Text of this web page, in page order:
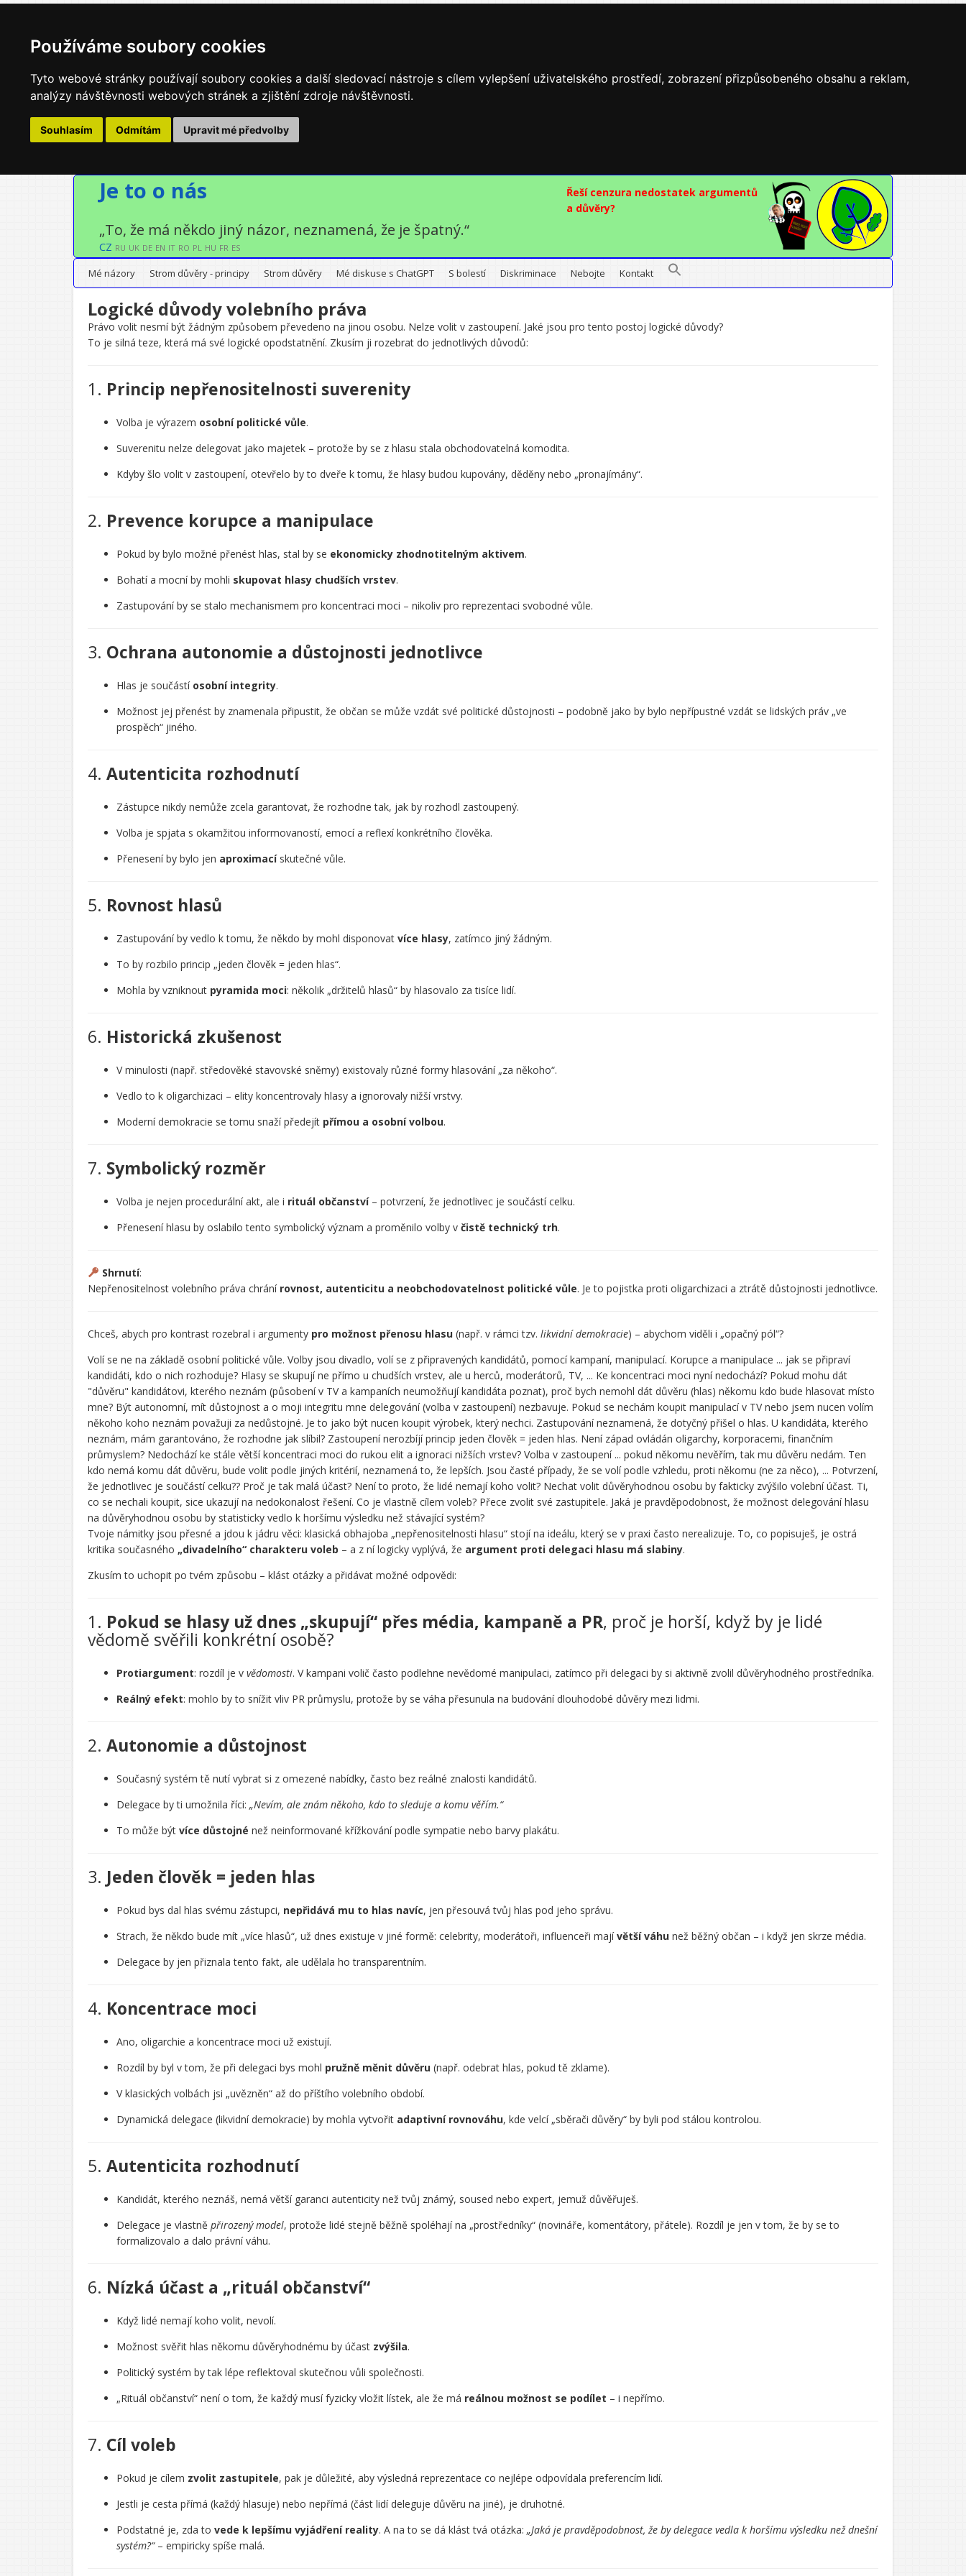
Používáme soubory cookies
Tyto webové stránky používají soubory cookies a další sledovací nástroje s cílem vylepšení uživatelského prostředí, zobrazení přizpůsobeného obsahu a reklam,
analýzy návštěvnosti webových stránek a zjištění zdroje návštěvnosti.
Souhlasím Odmítám Upravit mé předvolby
Je to o nás
Řeší cenzura nedostatek argumentů
a důvěry?
„To, že má někdo jiný názor, neznamená, že je špatný.“
CZ RU UK DE EN IT RO PL HU FR ES
Mé názory Strom důvěry - principy Strom důvěry Mé diskuse s ChatGPT S bolestí Diskriminace Nebojte Kontakt
Logické důvody volebního práva
Právo volit nesmí být žádným způsobem převedeno na jinou osobu. Nelze volit v zastoupení. Jaké jsou pro tento postoj logické důvody?
CHATGPT
ŘEKL:
To je silná teze, která má své logické opodstatnění. Zkusím ji rozebrat do jednotlivých důvodů:
1. Princip nepřenositelnosti suverenity
Volba je výrazem osobní politické vůle.
Suverenitu nelze delegovat jako majetek – protože by se z hlasu stala obchodovatelná komodita.
Kdyby šlo volit v zastoupení, otevřelo by to dveře k tomu, že hlasy budou kupovány, děděny nebo „pronajímány“.
2. Prevence korupce a manipulace
Pokud by bylo možné přenést hlas, stal by se ekonomicky zhodnotitelným aktivem.
Bohatí a mocní by mohli skupovat hlasy chudších vrstev.
Zastupování by se stalo mechanismem pro koncentraci moci – nikoliv pro reprezentaci svobodné vůle.
3. Ochrana autonomie a důstojnosti jednotlivce
Hlas je součástí osobní integrity.
Možnost jej přenést by znamenala připustit, že občan se může vzdát své politické důstojnosti – podobně jako by bylo nepřípustné vzdát se lidských práv „ve
prospěch“ jiného.
4. Autenticita rozhodnutí
Zástupce nikdy nemůže zcela garantovat, že rozhodne tak, jak by rozhodl zastoupený.
Volba je spjata s okamžitou informovaností, emocí a reflexí konkrétního člověka.
Přenesení by bylo jen aproximacískutečné vůle.
5. Rovnost hlasů
Zastupování by vedlo k tomu, že někdo by mohl disponovat více hlasy, zatímco jiný žádným.
To by rozbilo princip „jeden člověk = jeden hlas“.
Mohla by vzniknout pyramida moci: několik „držitelů hlasů“ by hlasovalo za tisíce lidí.
6. Historická zkušenost
V minulosti (např. středověké stavovské sněmy) existovaly různé formy hlasování „za někoho“.
Vedlo to k oligarchizaci – elity koncentrovaly hlasy a ignorovaly nižší vrstvy.
Moderní demokracie se tomu snaží předejít přímou a osobní volbou.
7. Symbolický rozměr
Volba je nejen procedurální akt, ale i rituál občanství– potvrzení, že jednotlivec je součástí celku.
Přenesení hlasu by oslabilo tento symbolický význam a proměnilo volby v čistě technický trh.
Shrnutí:
Nepřenositelnost volebního práva chrání rovnost, autenticitu a neobchodovatelnost politické vůle. Je to pojistka proti oligarchizaci a ztrátě důstojnosti jednotlivce.
Chceš, abych pro kontrast rozebral i argumenty pro možnost přenosu hlasu (např. v rámci tzv. likvidní demokracie) – abychom viděli i „opačný pól“?
Řekl/a
jsi:
Volí se ne na základě osobní politické vůle. Volby jsou divadlo, volí se z připravených kandidátů, pomocí kampaní, manipulací. Korupce a manipulace ... jak se připraví
kandidáti, kdo o nich rozhoduje? Hlasy se skupují ne přímo u chudších vrstev, ale u herců, moderátorů, TV, ... Ke koncentraci moci nyní nedochází? Pokud mohu dát
"důvěru" kandidátovi, kterého neznám (působení v TV a kampaních neumožňují kandidáta poznat), proč bych nemohl dát důvěru (hlas) někomu kdo bude hlasovat místo
mne? Být autonomní, mít důstojnost a o moji integritu mne delegování (volba v zastoupení) nezbavuje. Pokud se nechám koupit manipulací v TV nebo jsem nucen volím
někoho koho neznám považuji za nedůstojné. Je to jako být nucen koupit výrobek, který nechci. Zastupování neznamená, že dotyčný přišel o hlas. U kandidáta, kterého
neznám, mám garantováno, že rozhodne jak slíbil? Zastoupení nerozbíjí princip jeden člověk = jeden hlas. Není západ ovládán oligarchy, korporacemi, finančním
průmyslem? Nedochází ke stále větší koncentraci moci do rukou elit a ignoraci nižších vrstev? Volba v zastoupení ... pokud někomu nevěřím, tak mu důvěru nedám. Ten
kdo nemá komu dát důvěru, bude volit podle jiných kritérií, neznamená to, že lepších. Jsou časté případy, že se volí podle vzhledu, proti někomu (ne za něco), ... Potvrzení,
že jednotlivec je součástí celku?? Proč je tak malá účast? Není to proto, že lidé nemají koho volit? Nechat volit důvěryhodnou osobu by fakticky zvýšilo volební účast. Ti,
co se nechali koupit, sice ukazují na nedokonalost řešení. Co je vlastně cílem voleb? Přece zvolit své zastupitele. Jaká je pravděpodobnost, že možnost delegování hlasu
na důvěryhodnou osobu by statisticky vedlo k horšímu výsledku než stávající systém?
CHATGPT
ŘEKL:
Tvoje námitky jsou přesné a jdou k jádru věci: klasická obhajoba „nepřenositelnosti hlasu“ stojí na ideálu, který se v praxi často nerealizuje. To, co popisuješ, je ostrá
kritika současného „divadelního“ charakteru voleb – a z ní logicky vyplývá, že argument proti delegaci hlasu má slabiny.
Zkusím to uchopit po tvém způsobu – klást otázky a přidávat možné odpovědi:
1. Pokud se hlasy už dnes „skupují“ přes média, kampaně a PR, proč je horší, když by je lidé
vědomě svěřili konkrétní osobě?
Protiargument: rozdíl je v vědomosti. V kampani volič často podlehne nevědomé manipulaci, zatímco při delegaci by si aktivně zvolil důvěryhodného prostředníka.
Reálný efekt: mohlo by to snížit vliv PR průmyslu, protože by se váha přesunula na budování dlouhodobé důvěry mezi lidmi.
2. Autonomie a důstojnost
Současný systém tě nutí vybrat si z omezené nabídky, často bez reálné znalosti kandidátů.
Delegace by ti umožnila říci: „Nevím, ale znám někoho, kdo to sleduje a komu věřím.“
To může být více důstojné než neinformované křížkování podle sympatie nebo barvy plakátu.
3. Jeden člověk = jeden hlas
Pokud bys dal hlas svému zástupci, nepřidává mu to hlas navíc, jen přesouvá tvůj hlas pod jeho správu.
Strach, že někdo bude mít „více hlasů“, už dnes existuje v jiné formě: celebrity, moderátoři, influenceři majívětší váhu než běžný občan – i když jen skrze média.
Delegace by jen přiznala tento fakt, ale udělala ho transparentním.
4. Koncentrace moci
Ano, oligarchie a koncentrace moci už existují.
Rozdíl by byl v tom, že při delegaci bys mohl pružně měnit důvěru (např. odebrat hlas, pokud tě zklame).
V klasických volbách jsi „uvězněn“ až do příštího volebního období.
Dynamická delegace (likvidní demokracie) by mohla vytvořit adaptivní rovnováhu, kde velcí „sběrači důvěry“ by byli pod stálou kontrolou.
5. Autenticita rozhodnutí
Kandidát, kterého neznáš, nemá větší garanci autenticity než tvůj známý, soused nebo expert, jemuž důvěřuješ.
Delegace je vlastně přirozený model, protože lidé stejně běžně spoléhají na „prostředníky“ (novináře, komentátory, přátele). Rozdíl je jen v tom, že by se to
formalizovalo a dalo právní váhu.
6. Nízká účast a „rituál občanství“
Když lidé nemají koho volit, nevolí.
Možnost svěřit hlas někomu důvěryhodnému by účast zvýšila.
Politický systém by tak lépe reflektoval skutečnou vůli společnosti.
„Rituál občanství“ není o tom, že každý musí fyzicky vložit lístek, ale že má reálnou možnost se podílet – i nepřímo.
7. Cíl voleb
Pokud je cílem zvolit zastupitele, pak je důležité, aby výsledná reprezentace co nejlépe odpovídala preferencím lidí.
Jestli je cesta přímá (každý hlasuje) nebo nepřímá (část lidí deleguje důvěru na jiné), je druhotné.
Podstatné je, zda to vede k lepšímu vyjádření reality. A na to se dá klást tvá otázka: „Jaká je pravděpodobnost, že by delegace vedla k horšímu výsledku než dnešní
systém?“– empiricky spíše malá.